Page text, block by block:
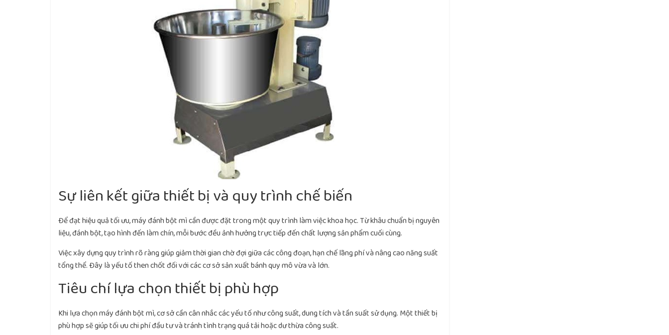
Sự liên kết giữa thiết bị và quy trình chế biến
Để đạt hiệu quả tối ưu, máy đánh bột mì cần được đặt trong một quy trình làm việc khoa học. Từ khâu chuẩn bị nguyên
liệu, đánh bột, tạo hình đến làm chín, mỗi bước đều ảnh hưởng trực tiếp đến chất lượng sản phẩm cuối cùng.
Việc xây dựng quy trình rõ ràng giúp giảm thời gian chờ đợi giữa các công đoạn, hạn chế lãng phí và nâng cao năng suất
tổng thể. Đây là yếu tố then chốt đối với các cơ sở sản xuất bánh quy mô vừa và lớn.
Tiêu chí lựa chọn thiết bị phù hợp
Khi lựa chọn máy đánh bột mì, cơ sở cần cân nhắc các yếu tố như công suất, dung tích và tần suất sử dụng. Một thiết bị
phù hợp sẽ giúp tối ưu chi phí đầu tư và tránh tình trạng quá tải hoặc dư thừa công suất.